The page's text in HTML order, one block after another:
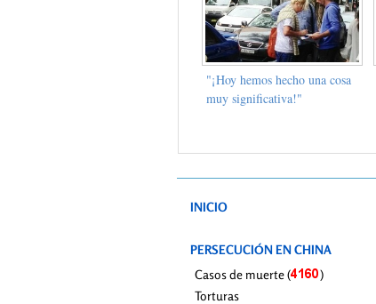
"¡Hoy hemos hecho una cosa
muy significativa!"
INICIO
PERSECUCIÓN EN CHINA
Casos de muerte (
)
Torturas